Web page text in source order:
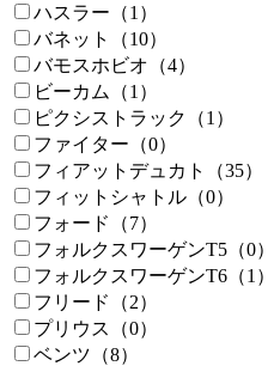
ハスラー（1）
バネット（10）
バモスホビオ（4）
ビーカム（1）
ピクシストラック（1）
ファイター（0）
フィアットデュカト（35）
フィットシャトル（0）
フォード（7）
フォルクスワーゲンT5（0）
フォルクスワーゲンT6（1）
フリード（2）
プリウス（0）
ベンツ（8）